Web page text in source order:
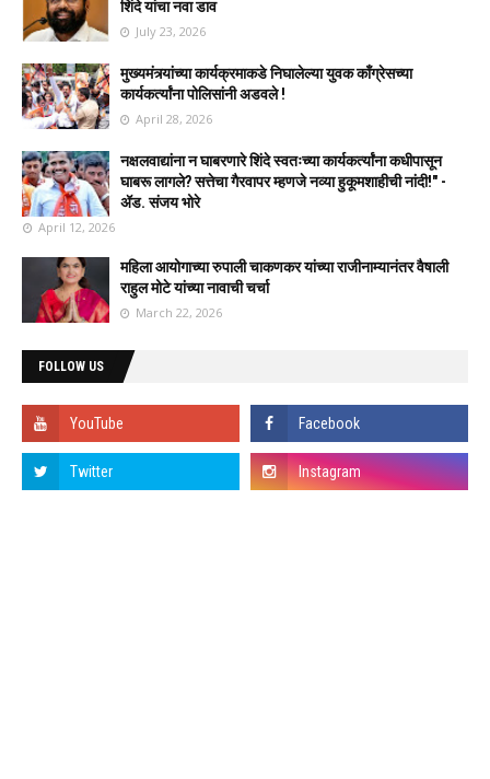
शिंदे यांचा नवा डाव
July 23, 2026
मुख्यमंत्र्यांच्या कार्यक्रमाकडे निघालेल्या युवक काँग्रेसच्या
कार्यकर्त्यांना पोलिसांनी अडवले !
April 28, 2026
नक्षलवाद्यांना न घाबरणारे शिंदे स्वतःच्या कार्यकर्त्यांना कधीपासून
घाबरू लागले? सत्तेचा गैरवापर म्हणजे नव्या हुकूमशाहीची नांदी!" -
ॲड. संजय भोरे
April 12, 2026
महिला आयोगाच्या रुपाली चाकणकर यांच्या राजीनाम्यानंतर वैषाली
राहुल मोटे यांच्या नावाची चर्चा
March 22, 2026
FOLLOW US